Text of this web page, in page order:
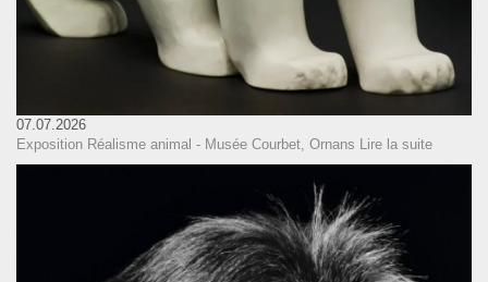
07.07.2026
Exposition Réalisme animal - Musée Courbet, Ornans
Lire la suite